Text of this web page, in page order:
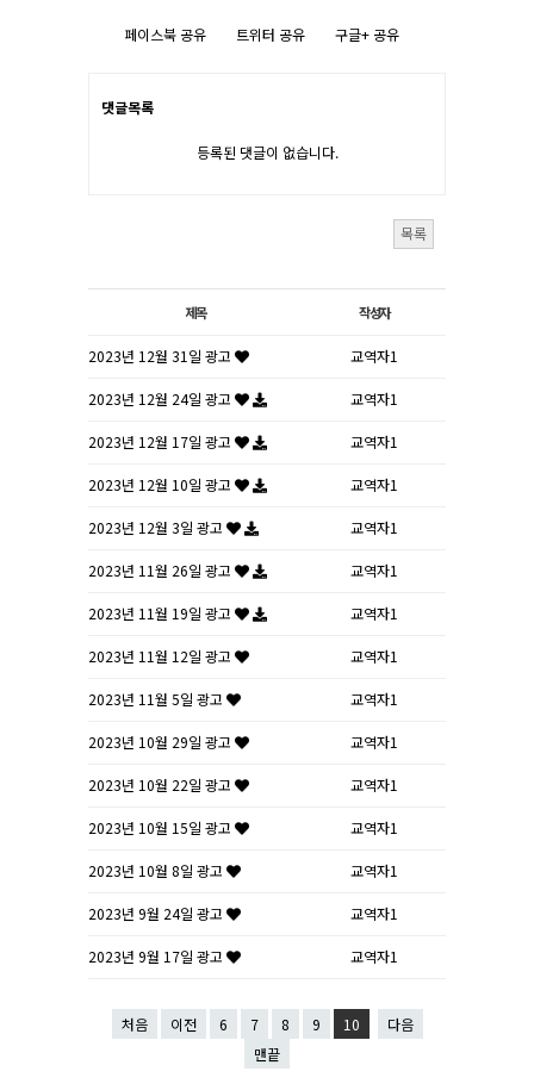
페이스북 공유 트위터 공유 구글+ 공유
댓글목록
등록된 댓글이 없습니다.
목록
제목 작성자
2023년 12월 31일 광고 교역자1
2023년 12월 24일 광고 교역자1
2023년 12월 17일 광고 교역자1
2023년 12월 10일 광고 교역자1
2023년 12월 3일 광고 교역자1
2023년 11월 26일 광고 교역자1
2023년 11월 19일 광고 교역자1
2023년 11월 12일 광고 교역자1
2023년 11월 5일 광고 교역자1
2023년 10월 29일 광고 교역자1
2023년 10월 22일 광고 교역자1
2023년 10월 15일 광고 교역자1
2023년 10월 8일 광고 교역자1
2023년 9월 24일 광고 교역자1
2023년 9월 17일 광고 교역자1
처음 이전 6 7 8 9 10
다음
맨끝